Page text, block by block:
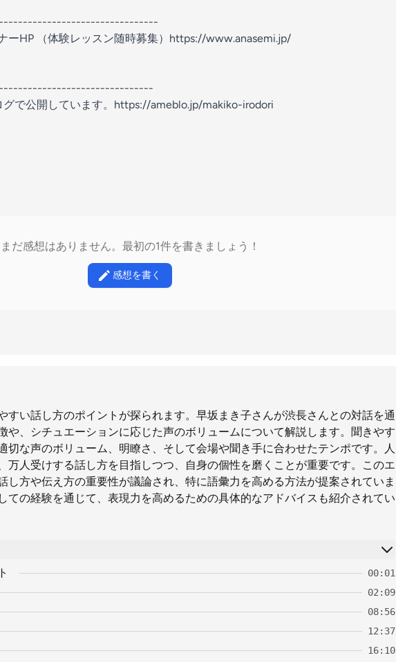
ーHP （体験レッスン随時募集）https://www.anasemi.jp/
グで公開しています。https://ameblo.jp/makiko-irodori
まだ感想はありません。最初の1件を書きましょう！
感想を書く
すい話し方のポイントが探られます。早坂まき子さんが渋長さんとの対話を通
や、シチュエーションに応じた声のボリュームについて解説します。聞きやす
切な声のボリューム、明瞭さ、そして会場や聞き手に合わせたテンポです。人
万人受けする話し方を目指しつつ、自身の個性を磨くことが重要です。このエ
し方や伝え方の重要性が議論され、特に語彙力を高める方法が提案されていま
ての経験を通じて、表現力を高めるための具体的なアドバイスも紹介されてい
00:01
02:09
08:56
12:37
16:10